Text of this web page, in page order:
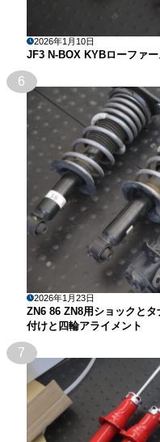
2026年1月10日
JF3 N-BOX KYBローファ
6
2026年1月23日
ZN6 86 ZN8用ショックと
付けと四輪アライメント
7